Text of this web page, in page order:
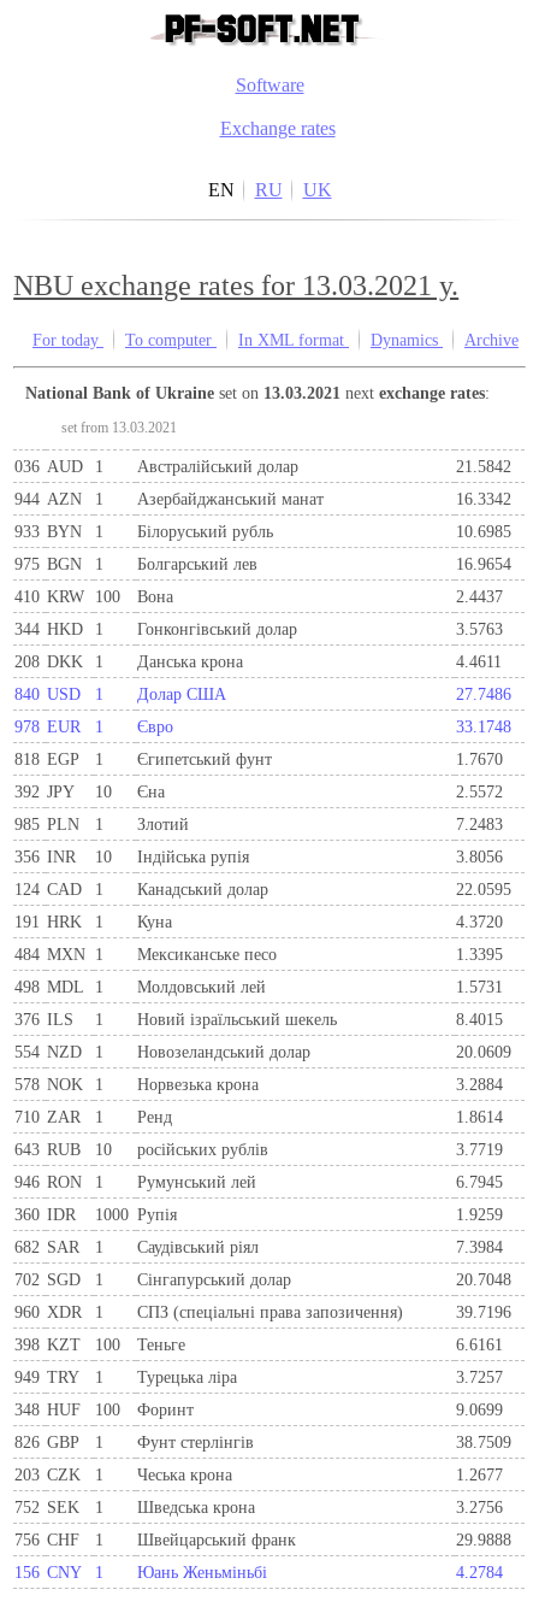
Software
Exchange rates
EN RU UK
NBU exchange rates for 13.03.2021 y.
For today To computer In XML format Dynamics Archive
National Bank of Ukraine set on 13.03.2021 nextexchange rates:
set from 13.03.2021
036 AUD 1 Австралійський долар
21.5842
944 AZN 1 Азербайджанський манат
16.3342
933 BYN 1 Бiлоруський рубль
10.6985
975 BGN 1 Болгарський лев
16.9654
410 KRW 100 Вона
2.4437
344 HKD 1 Гонконгівський долар
3.5763
208 DKK 1 Данська крона
4.4611
840 USD 1 Долар США
27.7486
978 EUR 1 Євро
33.1748
818 EGP 1 Єгипетський фунт
1.7670
392 JPY 10 Єна
2.5572
985 PLN 1 Злотий
7.2483
356 INR 10 Індійська рупія
3.8056
124 CAD 1 Канадський долар
22.0595
191 HRK 1 Куна
4.3720
484 MXN 1 Мексиканське песо
1.3395
498 MDL 1 Молдовський лей
1.5731
376 ILS 1 Новий ізраїльський шекель
8.4015
554 NZD 1 Новозеландський долар
20.0609
578 NOK 1 Норвезька крона
3.2884
710 ZAR 1 Ренд
1.8614
643 RUB 10 російських рублів
3.7719
946 RON 1 Румунський лей
6.7945
360 IDR 1000 Рупія
1.9259
682 SAR 1 Саудівський ріял
7.3984
702 SGD 1 Сінгапурський долар
20.7048
960 XDR 1 СПЗ (спеціальні права запозичення)
39.7196
398 KZT 100 Теньге
6.6161
949 TRY 1 Турецька ліра
3.7257
348 HUF 100 Форинт
9.0699
826 GBP 1 Фунт стерлінгів
38.7509
203 CZK 1 Чеська крона
1.2677
752 SEK 1 Шведська крона
3.2756
756 CHF 1 Швейцарський франк
29.9888
156 CNY 1 Юань Женьміньбі 4.2784